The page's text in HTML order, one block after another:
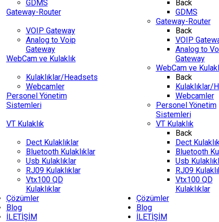
GDMS
Gateway-Router
VOIP Gateway
Analog to Voip
Gateway
WebCam ve Kulaklık
Kulaklıklar/Headsets
Webcamler
Personel Yönetim
Sistemleri
VT Kulaklık
Dect Kulaklıklar
Bluetooth Kulaklıklar
Usb Kulaklıklar
RJ09 Kulaklıklar
Vtx100 QD
Kulaklıklar
Çözümler
Blog
İLETİŞİM
Back
GDMS
Gateway-Router
Back
VOIP
Analog to
Gateway
WebCam ve
Back
Kulaklıklar/
Webcamler
Personel Yönetim
Sistemleri
VT Kulaklık
Back
Dect
Bluetooth
Usb
RJ09
Vtx100 QD
Kulaklıklar
Çözümler
Blog
İLETİŞİM